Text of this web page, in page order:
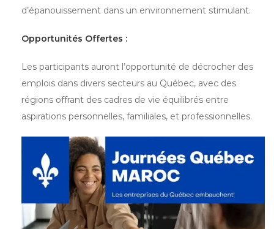
d’épanouissement dans un environnement stimulant.
Opportunités Offertes :
Les participants auront l’opportunité de décrocher des
emplois dans divers secteurs au Québec, avec des
régions offrant des cadres de vie équilibrés entre
aspirations personnelles, familiales, et professionnelles.